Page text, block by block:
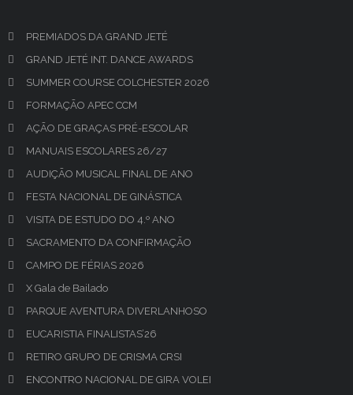
PREMIADOS DA GRAND JETÉ
GRAND JETÉ INT. DANCE AWARDS
SUMMER COURSE COLCHESTER 2026
FORMAÇÃO APEC CCM
AÇÃO DE GRAÇAS PRÉ-ESCOLAR
MANUAIS ESCOLARES 26/27
AUDIÇÃO MUSICAL FINAL DE ANO
FESTA NACIONAL DE GINÁSTICA
VISITA DE ESTUDO DO 4.º ANO
SACRAMENTO DA CONFIRMAÇÃO
CAMPO DE FÉRIAS 2026
X Gala de Bailado
PARQUE AVENTURA DIVERLANHOSO
EUCARISTIA FINALISTAS’26
RETIRO GRUPO DE CRISMA CRSI
ENCONTRO NACIONAL DE GIRA VOLEI